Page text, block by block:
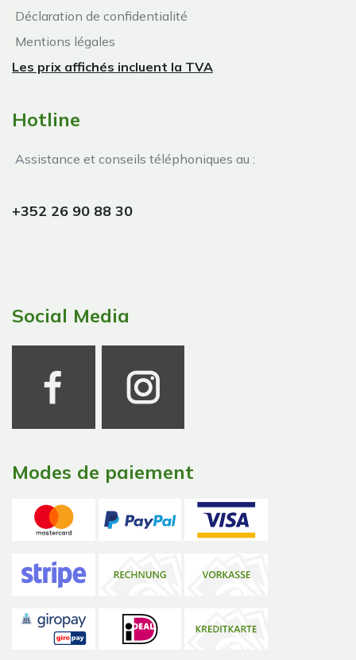
Déclaration de confidentialité
Mentions légales
Les prix affichés incluent la TVA
Hotline
Assistance et conseils téléphoniques au :
+352 26 90 88 30
Social Media
Modes de paiement